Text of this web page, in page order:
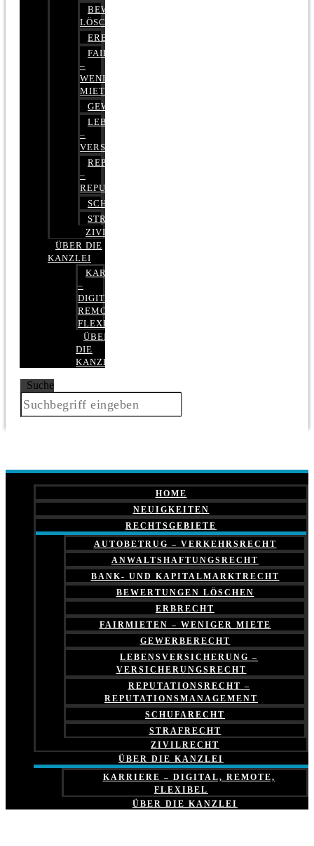
BEWERTUNGEN
LÖSCHEN
ERBRECHT
FAIRMIETEN
–
WENIGER
MIETE
GEWERBERECHT
LEBENSVERSICHERUNG
–
VERSICHERUNGSRECHT
REPUTATIONSRECHT
–
REPUTATIONSMANAGEMENT
SCHUFARECHT
STRAFRECHT
ZIVILRECHT
ÜBER DIE
KANZLEI
KARRIERE
–
DIGITAL,
REMOTE,
FLEXIBEL
ÜBER
DIE
KANZLEI
Suche
HOME
NEUIGKEITEN
RECHTSGEBIETE
AUTOBETRUG – VERKEHRSRECHT
ANWALTSHAFTUNGSRECHT
BANK- UND KAPITALMARKTRECHT
BEWERTUNGEN LÖSCHEN
ERBRECHT
FAIRMIETEN – WENIGER MIETE
GEWERBERECHT
LEBENSVERSICHERUNG –
VERSICHERUNGSRECHT
REPUTATIONSRECHT –
REPUTATIONSMANAGEMENT
SCHUFARECHT
STRAFRECHT
ZIVILRECHT
ÜBER DIE KANZLEI
KARRIERE – DIGITAL, REMOTE,
FLEXIBEL
ÜBER DIE KANZLEI